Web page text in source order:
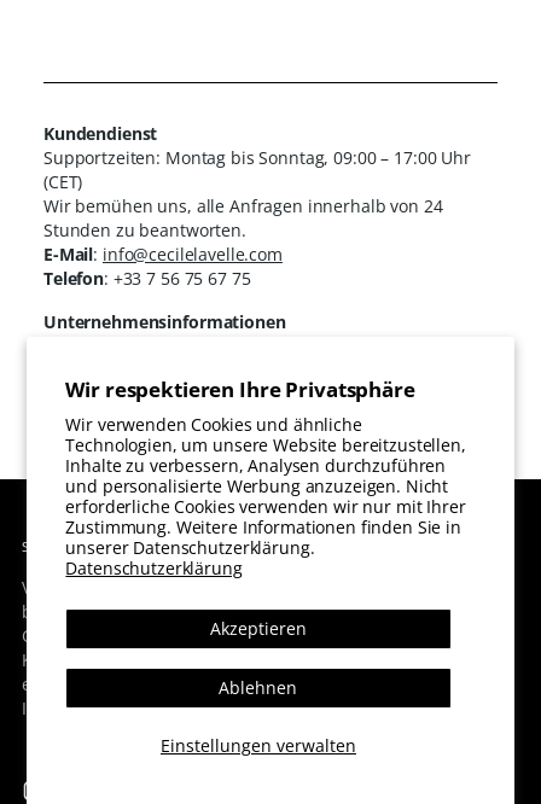
Wir respektieren Ihre Privatsphäre
Wir verwenden Cookies und ähnliche
Technologien, um unsere Website bereitzustellen,
Inhalte zu verbessern, Analysen durchzuführen
und personalisierte Werbung anzuzeigen. Nicht
erforderliche Cookies verwenden wir nur mit Ihrer
Zustimmung. Weitere Informationen finden Sie in
unserer Datenschutzerklärung.
Datenschutzerklärung
Einstellungen verwalten
Akzeptieren
Ablehnen
Kundendienst
Supportzeiten: Montag bis Sonntag, 09:00 – 17:00 Uhr
(CET)
Wir bemühen uns, alle Anfragen innerhalb von 24
Stunden zu beantworten.
E-Mail: info@cecilelavelle.com
Telefon: +33 7 56 75 67 75
Unternehmensinformationen
Handelsregister(KvK): 94704635
USt-ID : NL866865342B01
SEI EINZIGARTIG DU SELBST IN CECILE LAVELLE
Von unverzichtbaren Essentials bis hin zu Statement-Pieces
bietetCECILE LAVELLEmühelose Eleganz für jede
Gelegenheit. Entdecken Sie unsere sorgfältig kuratierte
Kollektion und finden Sie den perfekten Look, um Ihre
einzigartige Eleganz zur Schau zu stellen.
Ihr Ziel für zeitlose Mode.